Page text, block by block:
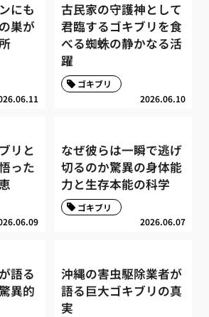
にも
巣が
古民家の守護神として
君臨するゴキブリを食
べる蜘蛛の静かなる活
躍
2026.06.10
ゴキブリ
リと
った
なぜ彼らは一瞬で逃げ
切るのか驚異の身体能
力と生存本能の科学
2026.06.07
ゴキブリ
語る
異的
沖縄の害虫駆除業者が
語る巨大ゴキブリの真
実